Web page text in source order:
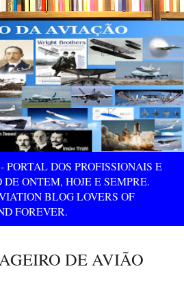
PORTAL DOS PROFISSIONAIS E
ONTEM, HOJE E SEMPRE.
BLOG LOVERS OF
FOREVER.
DE AVIÃO